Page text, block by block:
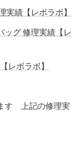
実績【レボラボ】
グ 修理実績【レ
レボラボ】
す 上記の修理実